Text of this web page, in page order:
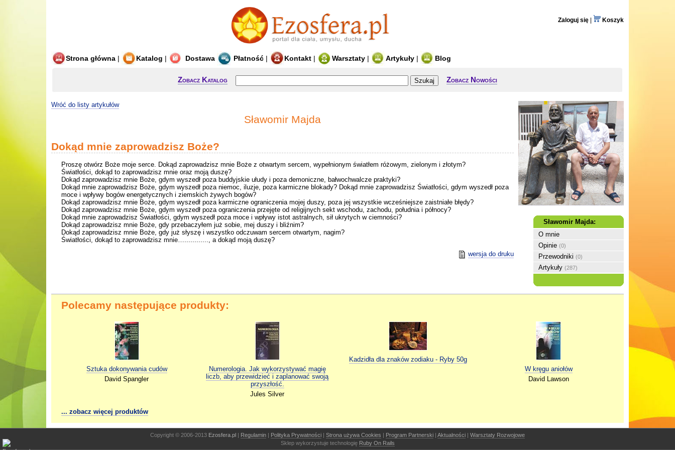
Zaloguj się Koszyk
Strona główna | Katalog | Dostawa Płatność | Kontakt | Warsztaty | Artykuły | Blog
Zobacz Katalog Zobacz Nowości
Wróć do listy artykułów
Sławomir Majda
Dokąd mnie zaprowadzisz Boże?
Proszę otwórz Boże moje serce. Dokąd zaprowadzisz mnie Boże z otwartym sercem, wypełnionym światłem różowym, zielonym i złotym?
Światłości, dokąd to zaprowadzisz mnie oraz moją duszę?
Dokąd zaprowadzisz mnie Boże, gdym wyszedł poza buddyjskie ułudy i poza demoniczne, bałwochwalcze praktyki?
Dokąd mnie zaprowadzisz Boże, gdym wyszedł poza niemoc, iluzje, poza karmiczne blokady? Dokąd mnie zaprowadzisz Światłości, gdym wyszedł poza
moce i wpływy bogów energetycznych i ziemskich żywych bogów?
Dokąd zaprowadzisz mnie Boże, gdym wyszedł poza karmiczne ograniczenia mojej duszy, poza jej wszystkie wcześniejsze zaistniałe błędy?
Dokąd zaprowadzisz mnie Boże, gdym wyszedł poza ograniczenia przejęte od religijnych sekt wschodu, zachodu, południa i północy?
Dokąd mnie zaprowadzisz Światłości, gdym wyszedł poza moce i wpływy istot astralnych, sił ukrytych w ciemności?
Dokąd zaprowadzisz mnie Boże, gdy przebaczyłem już sobie, mej duszy i bliźnim?
Dokąd zaprowadzisz mnie Boże, gdy już słyszę i wszystko odczuwam sercem otwartym, nagim?
Światłości, dokąd to zaprowadzisz mnie…............, a dokąd moją duszę?
wersja do druku
Sławomir Majda:
O mnie
Opinie (0)
Przewodniki (0)
Artykuły (287)
Polecamy następujące produkty:
Sztuka dokonywania cudów
David Spangler
Numerologia. Jak wykorzystywać magię
liczb, aby przewidzieć i zaplanować swoją
przyszłość.
Jules Silver
Kadzidła dla znaków zodiaku - Ryby 50g
W kręgu aniołów
David Lawson
... zobacz więcej produktów
Copyright © 2006-2013 Ezosfera.pl | Regulamin | Polityka Prywatności | Strona używa Cookies | Program Partnerski | Aktualności | Warsztaty Rozwojowe
Sklep wykorzystuje technologię Ruby On Rails